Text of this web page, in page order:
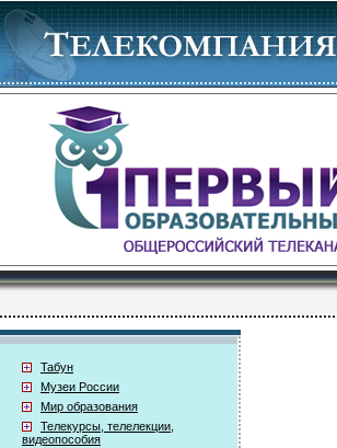
Табун
Музеи России
Мир образования
Телекурсы, телелекции,
видеопособия